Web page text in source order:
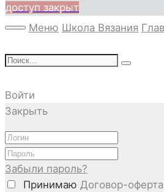
доступ закрыт
Меню Школа Вязания
Войти
Закрыть
Забыли пароль?
Принимаю Договор-